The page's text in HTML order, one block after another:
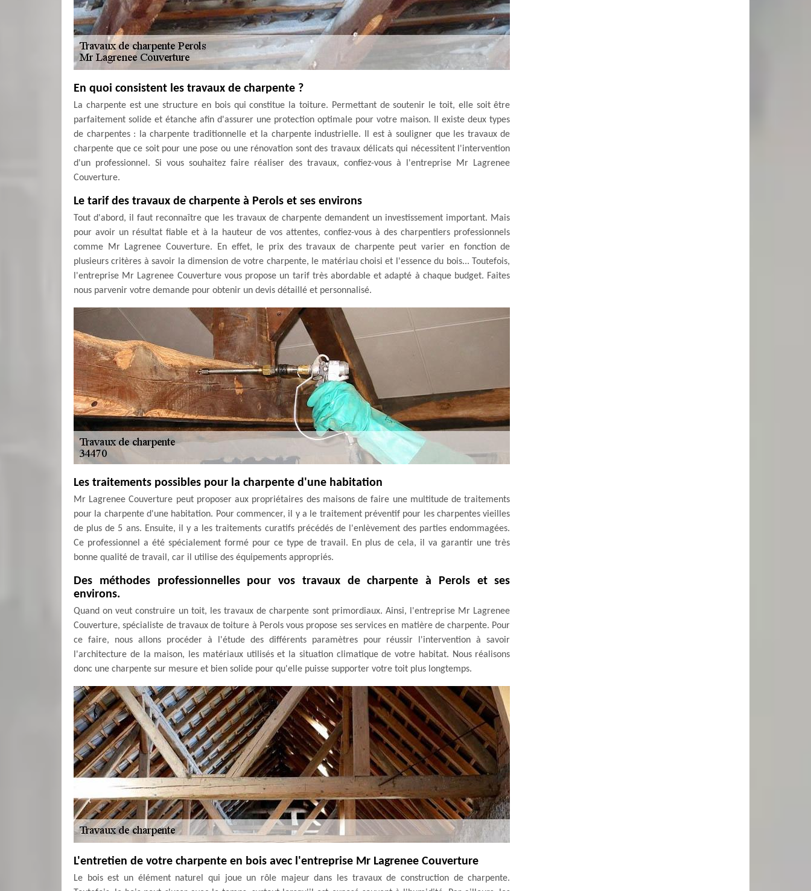
En quoi consistent les travaux de charpente ?
La charpente est une structure en bois qui constitue la toiture. Permettant de soutenir le toit, elle soit être
parfaitement solide et étanche afin d'assurer une protection optimale pour votre maison. Il existe deux types
de charpentes : la charpente traditionnelle et la charpente industrielle. Il est à souligner que les travaux de
charpente que ce soit pour une pose ou une rénovation sont des travaux délicats qui nécessitent l'intervention
d'un professionnel. Si vous souhaitez faire réaliser des travaux, confiez-vous à l'entreprise Mr Lagrenee
Couverture.
Le tarif des travaux de charpente à Perols et ses environs
Tout d'abord, il faut reconnaître que les travaux de charpente demandent un investissement important. Mais
pour avoir un résultat fiable et à la hauteur de vos attentes, confiez-vous à des charpentiers professionnels
comme Mr Lagrenee Couverture. En effet, le prix des travaux de charpente peut varier en fonction de
plusieurs critères à savoir la dimension de votre charpente, le matériau choisi et l'essence du bois... Toutefois,
l'entreprise Mr Lagrenee Couverture vous propose un tarif très abordable et adapté à chaque budget. Faites
nous parvenir votre demande pour obtenir un devis détaillé et personnalisé.
Les traitements possibles pour la charpente d'une habitation
Mr Lagrenee Couverture peut proposer aux propriétaires des maisons de faire une multitude de traitements
pour la charpente d'une habitation. Pour commencer, il y a le traitement préventif pour les charpentes vieilles
de plus de 5 ans. Ensuite, il y a les traitements curatifs précédés de l'enlèvement des parties endommagées.
Ce professionnel a été spécialement formé pour ce type de travail. En plus de cela, il va garantir une très
bonne qualité de travail, car il utilise des équipements appropriés.
Des méthodes professionnelles pour vos travaux de charpente à Perols et ses
environs.
Quand on veut construire un toit, les travaux de charpente sont primordiaux. Ainsi, l'entreprise Mr Lagrenee
Couverture, spécialiste de travaux de toiture à Perols vous propose ses services en matière de charpente. Pour
ce faire, nous allons procéder à l'étude des différents paramètres pour réussir l'intervention à savoir
l'architecture de la maison, les matériaux utilisés et la situation climatique de votre habitat. Nous réalisons
donc une charpente sur mesure et bien solide pour qu'elle puisse supporter votre toit plus longtemps.
L'entretien de votre charpente en bois avec l'entreprise Mr Lagrenee Couverture
Le bois est un élément naturel qui joue un rôle majeur dans les travaux de construction de charpente.